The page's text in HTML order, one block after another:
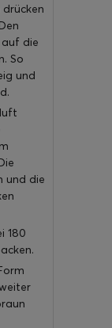
drücken
die
So
und
und die
180